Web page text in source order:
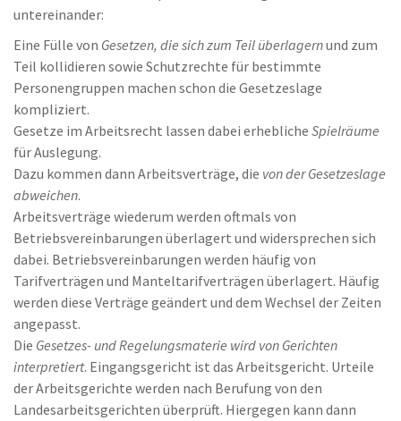
untereinander:
Eine Fülle von Gesetzen, die sich zum Teil überlagernund zum
Teil kollidieren sowie Schutzrechte für bestimmte
Personengruppen machen schon die Gesetzeslage
kompliziert.
Gesetze im Arbeitsrecht lassen dabei erhebliche Spielräume
für Auslegung.
Dazu kommen dann Arbeitsverträge, die von der Gesetzeslage
abweichen.
Arbeitsverträge wiederum werden oftmals von
Betriebsvereinbarungen überlagert und widersprechen sich
dabei. Betriebsvereinbarungen werden häufig von
Tarifverträgen und Manteltarifverträgen überlagert. Häufig
werden diese Verträge geändert und dem Wechsel der Zeiten
angepasst.
Die Gesetzes- und Regelungsmaterie wird von Gerichten
interpretiert. Eingangsgericht ist das Arbeitsgericht. Urteile
der Arbeitsgerichte werden nach Berufung von den
Landesarbeitsgerichten überprüft. Hiergegen kann dann